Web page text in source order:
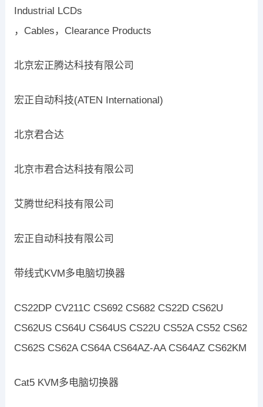
Industrial LCDs
，Cables，Clearance Products
北京宏正腾达科技有限公司
宏正自动科技(ATEN International)
北京君合达
北京市君合达科技有限公司
艾腾世纪科技有限公司
宏正自动科技有限公司
带线式KVM多电脑切换器
CS22DP CV211C CS692 CS682 CS22D CS62U
CS62US CS64U CS64US CS22U CS52A CS52 CS62
CS62S CS62A CS64A CS64AZ-AA CS64AZ CS62KM
Cat5 KVM多电脑切换器